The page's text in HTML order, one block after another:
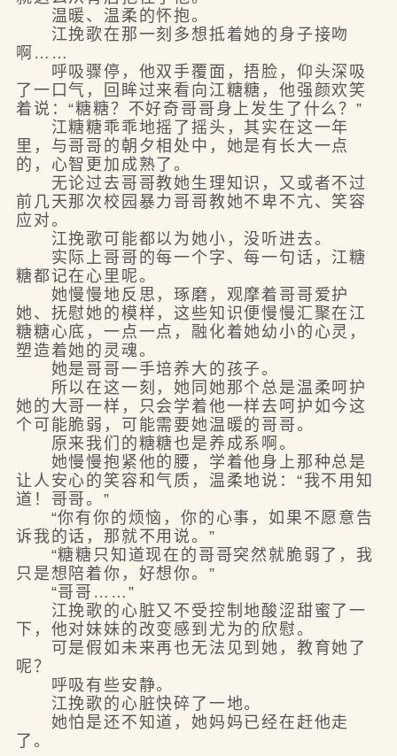
温暖、温柔的怀抱。
江挽歌在那一刻多想抵着她的身子接吻
啊……
呼吸骤停，他双手覆面，捂脸，仰头深吸
了一口气，回眸过来看向江糖糖，他强颜欢笑
着说：“糖糖？不好奇哥哥身上发生了什么？”
江糖糖乖乖地摇了摇头，其实在这一年
里，与哥哥的朝夕相处中，她是有长大一点
的，心智更加成熟了。
无论过去哥哥教她生理知识，又或者不过
前几天那次校园暴力哥哥教她不卑不亢、笑容
应对。
江挽歌可能都以为她小，没听进去。
实际上哥哥的每一个字、每一句话，江糖
糖都记在心里呢。
她慢慢地反思，琢磨，观摩着哥哥爱护
她、抚慰她的模样，这些知识便慢慢汇聚在江
糖糖心底，一点一点，融化着她幼小的心灵，
塑造着她的灵魂。
她是哥哥一手培养大的孩子。
所以在这一刻，她同她那个总是温柔呵护
她的大哥一样，只会学着他一样去呵护如今这
个可能脆弱，可能需要她温暖的哥哥。
原来我们的糖糖也是养成系啊。
她慢慢抱紧他的腰，学着他身上那种总是
让人安心的笑容和气质，温柔地说：“我不用知
道！哥哥。”
“你有你的烦恼，你的心事，如果不愿意告
诉我的话，那就不用说。”
“糖糖只知道现在的哥哥突然就脆弱了，我
只是想陪着你，好想你。”
“哥哥……”
江挽歌的心脏又不受控制地酸涩甜蜜了一
下，他对妹妹的改变感到尤为的欣慰。
可是假如未来再也无法见到她，教育她了
呢？
呼吸有些安静。
江挽歌的心脏快碎了一地。
她怕是还不知道，她妈妈已经在赶他走
了。